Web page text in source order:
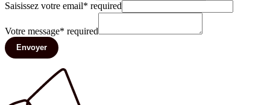
Saisissez votre email* required
Votre message* required
Envoyer